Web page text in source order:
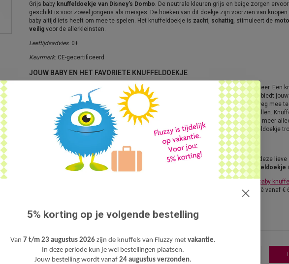
Grijs baby knuffeldoekje van Disney's Dombo. De neutrale kleuren grijs en beige zorgen
geschikt is voor zowel jongens als meisjes. De hoeken van dit doekje zijn voorzien van
baby altijd iets heeft om mee te spelen. Het knuffeldoekje is zacht, schattig, stimuleert de
veilig voor de allerkleinsten.
Leeftijdsadvies: 0+
Keurmerk: CE-gecertificeerd
JOUW BABY EN HET FAVORIETE KNUFFELDOEKJE
Een knuffeldoekje lijkt gewoon een knuffel, maar voor een kleine baby is het zoveel meer. Een
een knuffel en een dekentje. Dit stukje is uiteraard gemaakt om mee te spelen, maar biedt
troost en gezelschap, bijvoorbeeld bij het slapengaan. Het doekje is makkelijk onderweg mee
zijn of haar maatje bij zich heeft. Op die manier kan je baby altijd en overal in slaap vallen.
ruiken naar de bekende omgeving van jouw kindje. Daardoor voelt jouw baby zich niet meer
en geruststelling. Ook in de fase dat jouw kindje verlatingsangst krijgt, kan het knuffeldoekje
DOMBO KNUFFELDOEKJE KOPEN
Vanaf het moment dat de tekenfilm
door Disney werd uitgebracht in 1941, is deze
lieve Dombo knuffeldoekje zal een hit zijn bij baby én ouders. Het
grijze Dombo knuffeldoekje
Bekijk hier alle leuke Disney baby
boven € 40,- worden gratis verzonden binnen Nederland (gratis verzending naar België vanaf €
5% korting op je volgende bestelling
Van 7 t/m 23 augustus 2026zijn de knuffels van Fluzzy met vakantie.
In deze periode kun je wel bestellingen plaatsen.
Jouw bestelling wordt vanaf 24 augustus verzonden.